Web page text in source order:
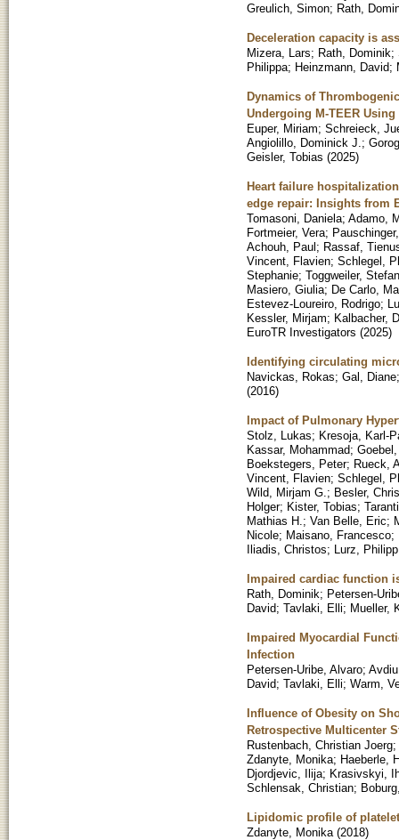
Greulich, Simon; Rath,
Deceleration capacity is
Mizera, Lars; Rath, Dominik;
Philippa; Heinzmann, David;
Dynamics of
Undergoing M-TEER
Euper, Miriam; Schreieck,
Angiolillo, Dominick J. ;
Geisler, Tobias (2025)
Heart failure
edge repair: Insights from
Tomasoni, Daniela; Adamo,
Fortmeier, Vera;
Achouh, Paul; Rassaf,
Vincent, Flavien; Schlegel,
Stephanie; Toggweiler, Stefan
Masiero, Giulia; De Carlo,
Estevez-Loureiro, Rodrigo;
Kessler, Mirjam; Kalbacher,
EuroTR Investigators (2025)
Identifying circulating
Navickas, Rokas; Gal, Diane
(2016)
Impact of Pulmonary
Stolz, Lukas; Kresoja, Karl-
Kassar, Mohammad;
Boekstegers, Peter; Rueck,
Vincent, Flavien; Schlegel,
Wild, Mirjam G. ; Besler,
Holger; Kister, Tobias;
Mathias H. ; Van Belle, Eric;
Nicole; Maisano, Francesco;
Iliadis, Christos; Lurz, Philipp
Impaired cardiac function
Rath, Dominik; Petersen-
David; Tavlaki, Elli; Mueller,
Impaired Myocardial
Infection
Petersen-Uribe, Alvaro;
David; Tavlaki, Elli; Warm,
Influence of Obesity on
Retrospective Multicenter
Rustenbach, Christian Joerg;
Zdanyte, Monika; Haeberle,
Djordjevic, Ilija; Krasivskyi,
Schlensak, Christian;
Lipidomic profile of
Zdanyte, Monika (2018)